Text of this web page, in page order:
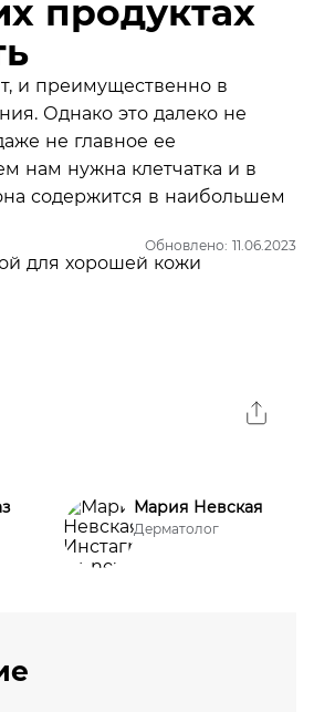
Обновлено: 11.06.2023
продуктах
и преимущественно в
Однако это далеко не
не главное ее
нам нужна клетчатка и в
содержится в наибольшем
Мария Невская
Дерматолог